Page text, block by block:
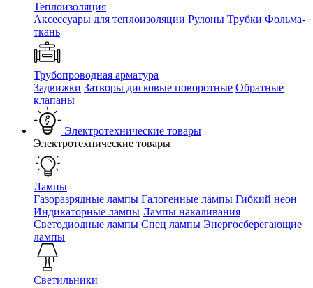
Теплоизоляция
Аксессуары для теплоизоляции Рулоны Трубки Фольма-
ткань
Трубопроводная арматура
Задвижки Затворы дисковые поворотные Обратные
клапаны
Электротехнические товары
Электротехнические товары
Лампы
Газоразрядные лампы Галогенные лампы Гибкий неон
Индикаторные лампы Лампы накаливания
Светодиодные лампы Спец лампы Энергосберегающие
лампы
Светильники